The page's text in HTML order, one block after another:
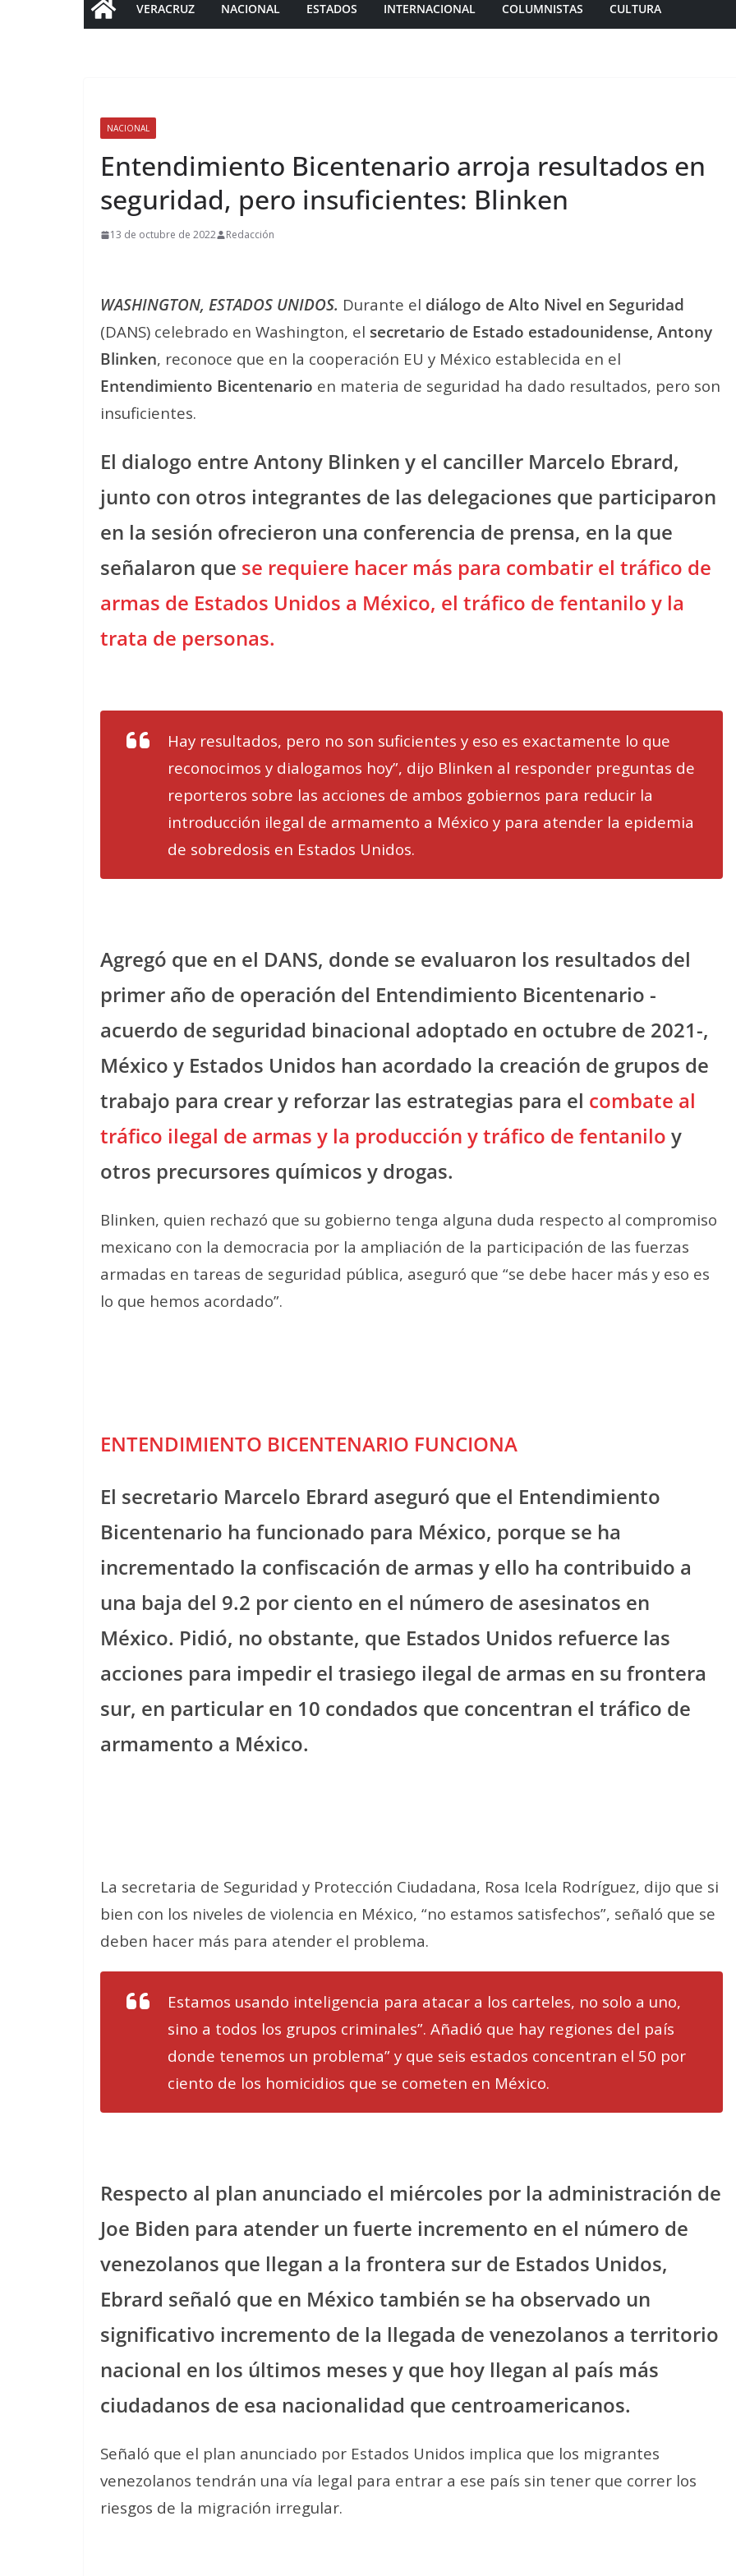
VERACRUZ NACIONAL ESTADOS INTERNACIONAL COLUMNISTAS CULTURA
NACIONAL
Entendimiento Bicentenario arroja resultados en
seguridad, pero insuficientes: Blinken
13 de octubre de 2022 Redacción
WASHINGTON, ESTADOS UNIDOS. Durante el diálogo de Alto Nivel en Seguridad
(DANS) celebrado en Washington, el secretario de Estado estadounidense, Antony
Blinken, reconoce que en la cooperación EU y México establecida en el
Entendimiento Bicentenario en materia de seguridad ha dado resultados, pero son
insuficientes.
El dialogo entre Antony Blinken y el canciller Marcelo Ebrard,
junto con otros integrantes de las delegaciones que participaron
en la sesión ofrecieron una conferencia de prensa, en la que
señalaron que se requiere hacer más para combatir el tráfico de
armas de Estados Unidos a México, el tráfico de fentanilo y la
trata de personas.
Hay resultados, pero no son suficientes y eso es exactamente lo que
reconocimos y dialogamos hoy”, dijo Blinken al responder preguntas de
reporteros sobre las acciones de ambos gobiernos para reducir la
introducción ilegal de armamento a México y para atender la epidemia
de sobredosis en Estados Unidos.
Agregó que en el DANS, donde se evaluaron los resultados del
primer año de operación del Entendimiento Bicentenario -
acuerdo de seguridad binacional adoptado en octubre de 2021-,
México y Estados Unidos han acordado la creación de grupos de
trabajo para crear y reforzar las estrategias para el combate al
tráfico ilegal de armas y la producción y tráfico de fentanilo y
otros precursores químicos y drogas.
Blinken, quien rechazó que su gobierno tenga alguna duda respecto al compromiso
mexicano con la democracia por la ampliación de la participación de las fuerzas
armadas en tareas de seguridad pública, aseguró que “se debe hacer más y eso es
lo que hemos acordado”.
ENTENDIMIENTO BICENTENARIO FUNCIONA
El secretario Marcelo Ebrard aseguró que el Entendimiento
Bicentenario ha funcionado para México, porque se ha
incrementado la confiscación de armas y ello ha contribuido a
una baja del 9.2 por ciento en el número de asesinatos en
México. Pidió, no obstante, que Estados Unidos refuerce las
acciones para impedir el trasiego ilegal de armas en su frontera
sur, en particular en 10 condados que concentran el tráfico de
armamento a México.
La secretaria de Seguridad y Protección Ciudadana, Rosa Icela Rodríguez, dijo que si
bien con los niveles de violencia en México, “no estamos satisfechos”, señaló que se
deben hacer más para atender el problema.
Estamos usando inteligencia para atacar a los carteles, no solo a uno,
sino a todos los grupos criminales”. Añadió que hay regiones del país
donde tenemos un problema” y que seis estados concentran el 50 por
ciento de los homicidios que se cometen en México.
Respecto al plan anunciado el miércoles por la administración de
Joe Biden para atender un fuerte incremento en el número de
venezolanos que llegan a la frontera sur de Estados Unidos,
Ebrard señaló que en México también se ha observado un
significativo incremento de la llegada de venezolanos a territorio
nacional en los últimos meses y que hoy llegan al país más
ciudadanos de esa nacionalidad que centroamericanos.
Señaló que el plan anunciado por Estados Unidos implica que los migrantes
venezolanos tendrán una vía legal para entrar a ese país sin tener que correr los
riesgos de la migración irregular.